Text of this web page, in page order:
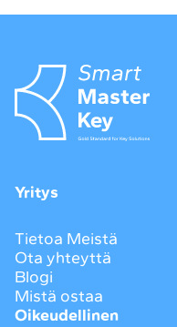
Yritys
Tietoa Meistä
Ota yhteyttä
Blogi
Mistä ostaa
Oikeudellinen